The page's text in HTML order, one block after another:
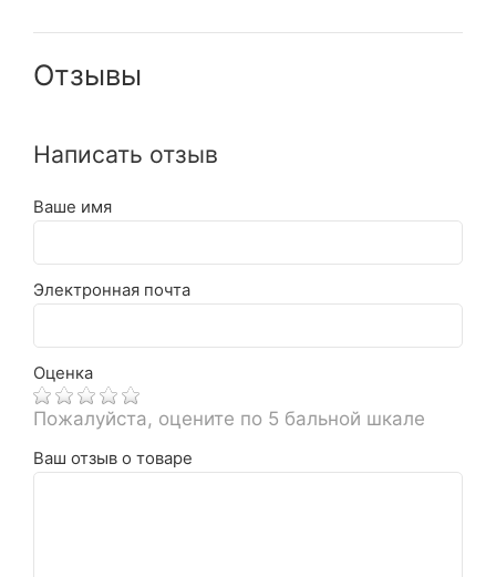
Отзывы
Написать отзыв
Ваше имя
Электронная почта
Оценка
Пожалуйста, оцените по 5 бальной шкале
Ваш отзыв о товаре